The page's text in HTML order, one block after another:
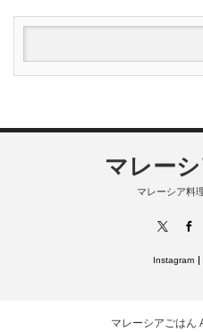
マレー
マレーシア料
RSS
Instagram
マレーシアごはん